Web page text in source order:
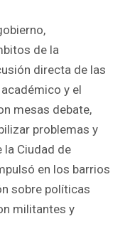
de la
directa de las
y el
mesas debate,
problemas y
Ciudad de
en los barrios
sobre políticas
militantes y